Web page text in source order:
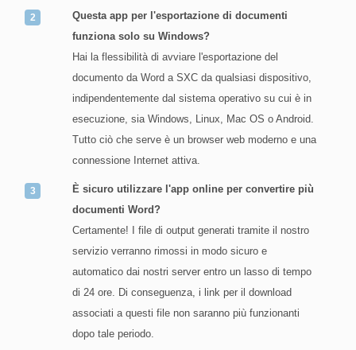
Questa app per l'esportazione di documenti
funziona solo su Windows?
Hai la flessibilità di avviare l'esportazione del
documento da Word a SXC da qualsiasi dispositivo,
indipendentemente dal sistema operativo su cui è in
esecuzione, sia Windows, Linux, Mac OS o Android.
Tutto ciò che serve è un browser web moderno e una
connessione Internet attiva.
È sicuro utilizzare l'app online per convertire più
documenti Word?
Certamente! I file di output generati tramite il nostro
servizio verranno rimossi in modo sicuro e
automatico dai nostri server entro un lasso di tempo
di 24 ore. Di conseguenza, i link per il download
associati a questi file non saranno più funzionanti
dopo tale periodo.